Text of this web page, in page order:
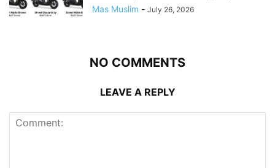
Mas Muslim - July 26, 2026
NO COMMENTS
LEAVE A REPLY